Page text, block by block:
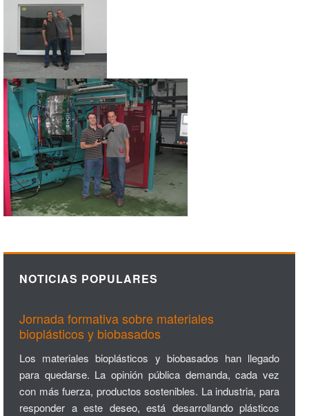
NOTICIAS POPULARES
Jornada formativa sobre materiales
bioplásticos y biobasados
Los materiales bioplásticos y biobasados han llegado
para quedarse. La opinión pública demanda, cada vez
con más fuerza, productos sostenibles. La industria, para
responder a este deseo, está desarrollando plásticos